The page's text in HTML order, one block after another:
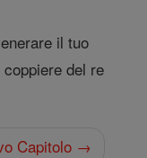
il tuo
del re
Capitolo →